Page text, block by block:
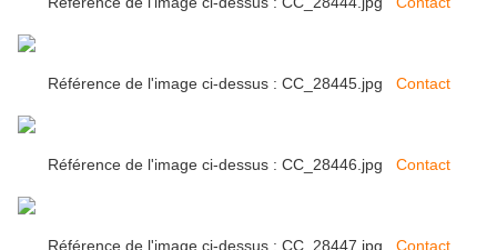
Référence de l'image ci-dessus : CC_28445.jpg Contact
Référence de l'image ci-dessus : CC_28446.jpg Contact
Référence de l'image ci-dessus : CC_28447.jpg Contact